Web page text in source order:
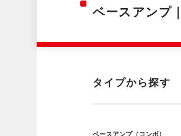
ベースアンプ
タイプから探す
ベースアンプ（コンボ）